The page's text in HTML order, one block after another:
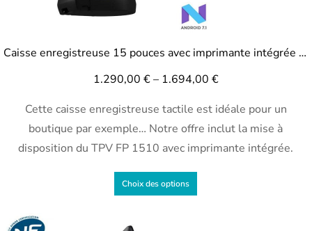
Caisse enregistreuse 15 pouces avec imprimante intégrée TPV FP1510
1.290,00 €– 1.694,00 €
Cette caisse enregistreuse tactile est idéale pour un
boutique par exemple… Notre offre inclut la mise à
disposition du TPV FP 1510 avec imprimante intégrée.
Choix des options